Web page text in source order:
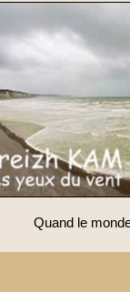
Quand le